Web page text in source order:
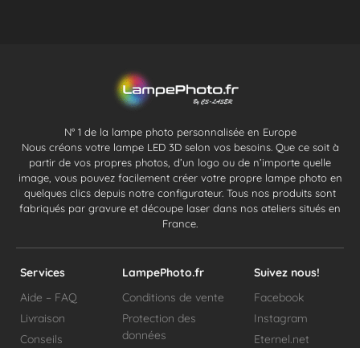
N° 1 de la lampe photo personnalisée en Europe
Nous créons votre lampe LED 3D selon vos besoins. Que ce soit à
partir de vos propres photos, d’un logo ou de n’importe quelle
image, vous pouvez facilement créer votre propre lampe photo en
quelques clics depuis notre configurateur. Tous nos produits sont
fabriqués par gravure et découpe laser dans nos ateliers situés en
France.
Services
Aide – FAQ
Livraison
Conseils
LampePhoto.fr
Conditions de vente
Protection des
données
Suivez nous!
Facebook
Instagram
Eternel.net